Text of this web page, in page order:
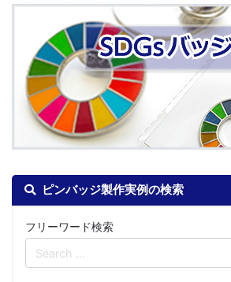
ピンバッジ製作実例の検索
フリーワード検索
Search